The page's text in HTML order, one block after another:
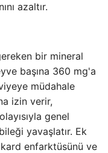
azaltır.
bir mineral
başına 360 mg'a
müdahale
izin verir,
genel
yavaşlatır. Ek
enfarktüsünü ve